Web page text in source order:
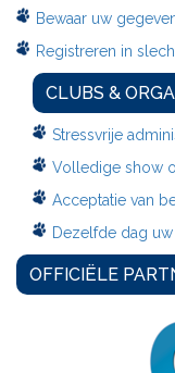
Bewaar uw
Registreren in
CLUBS &
Stressvrije
Volledige show
Acceptatie van
Dezelfde dag
OFFICIËLE